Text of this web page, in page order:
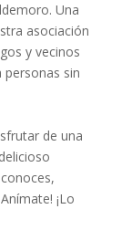
Una
asociación
y vecinos
sin
de una
¡Lo